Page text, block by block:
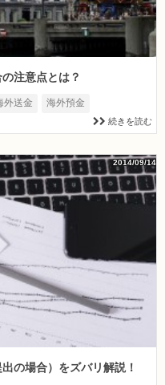
注意点とは？
外送金 海外預金
続きを読む
2014/09/14
の場合）をズバリ解説！